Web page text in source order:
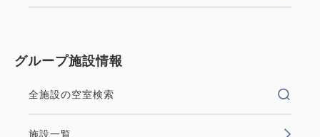
グループ施設情報
全施設の空室検索
施設一覧